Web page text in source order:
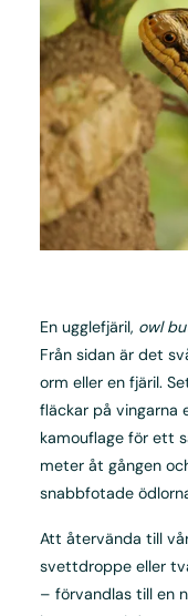
En ugglefjäril, owl
Från sidan är det
orm eller en fjäril.
fläckar på vingarna
kamouflage för ett
meter åt gången
snabbfotade
Att återvända till
svettdroppe eller
– förvandlas till en